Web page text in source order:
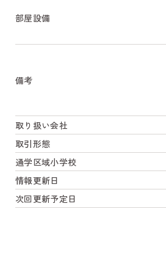
部屋設備
備考
取り扱い会社
取引形態
通学区域小学校
情報更新日
次回更新予定日